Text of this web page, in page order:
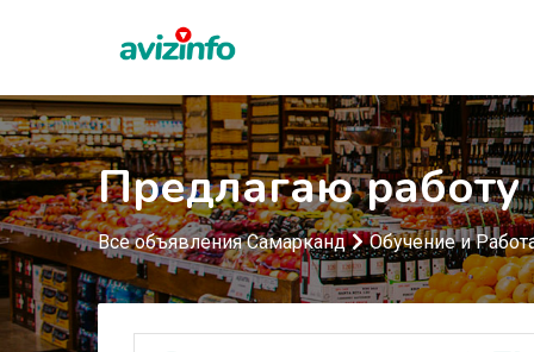
Предлагаю
Все объявления Самарканд Обучение и